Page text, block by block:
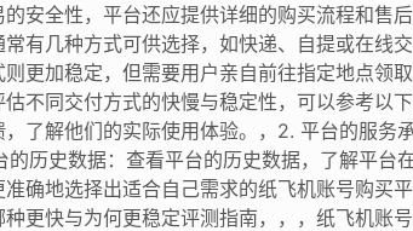
安全性，平台还应提供详细的购买流程和售
有几种方式可供选择，如快递、自提或在线
更加稳定，但需要用户亲自前往指定地点领
不同交付方式的快慢与稳定性，可以参考以
了解他们的实际使用体验。，2. 平台的服务
历史数据：查看平台的历史数据，了解平台
确地选择出适合自己需求的纸飞机账号购买平
更快与为何更稳定评测指南，，，纸飞机账